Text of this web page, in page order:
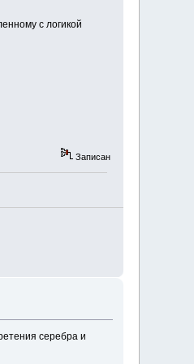
с логикой
Записан
серебра и